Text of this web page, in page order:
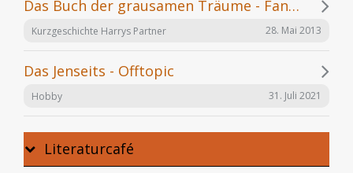
Das Buch der grausamen Träume - Fanfiction
Kurzgeschichte Harrys Partner 28. Mai 2013
Das Jenseits - Offtopic
Hobby 31. Juli 2021
Literaturcafé